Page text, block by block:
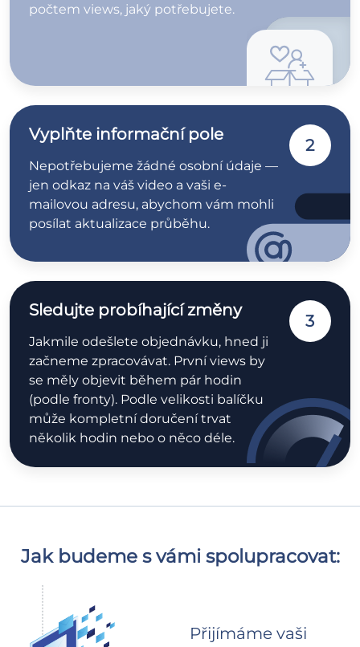
počtem views, jaký potřebujete.
Vyplňte informační pole
Nepotřebujeme žádné osobní údaje —
jen odkaz na váš video a vaši e-
mailovou adresu, abychom vám mohli
posílat aktualizace průběhu.
2
Sledujte probíhající změny
Jakmile odešlete objednávku, hned ji
začneme zpracovávat. První views by
se měly objevit během pár hodin
(podle fronty). Podle velikosti balíčku
může kompletní doručení trvat
několik hodin nebo o něco déle.
3
Jak budeme s vámi spolupracovat:
Přijímáme vaši